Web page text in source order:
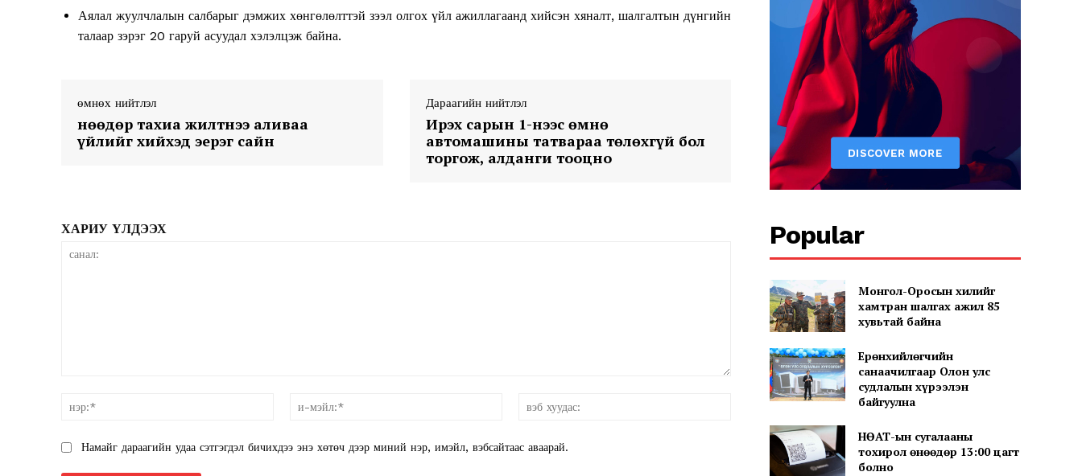
News Week
Company
About
Contact us
Аялал жуулчлалын салбарыг дэмжих хөнгөлөлттэй зээл олгох үйл ажиллагаанд хийсэн хяналт, шалгалтын дүнгийн
талаар зэрэг 20 гаруй асуудал хэлэлцэж байна.
өмнөх нийтлэл
Өнөөдөр тахиа жилтнээ аливаа
үйлийг хийхэд эерэг сайн
Дараагийн нийтлэл
Ирэх сарын 1-нээс өмнө
автомашины татвараа төлөхгүй бол
торгож, алданги тооцно
ХАРИУ ҮЛДЭЭХ
Намайг дараагийн удаа сэтгэгдэл бичихдээ энэ хөтөч дээр миний нэр, имэйл, вэбсайтаас аваарай.
Popular
Монгол-Оросын хилийг
хамтран шалгах ажил 85
хувьтай байна
Ерөнхийлөгчийн
санаачилгаар Олон улс
судлалын хүрээлэн
байгуулна
НӨАТ-ын сугалааны
тохирол өнөөдөр 13:00 цагт
болно